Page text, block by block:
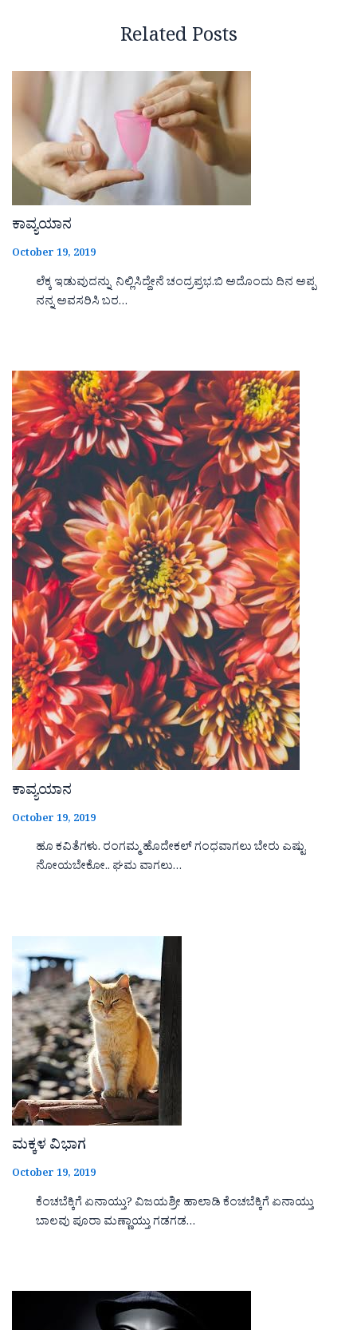
Related Posts
ಕಾವ್ಯಯಾನ
October 19, 2019
ಲೆಕ್ಕ ಇಡುವುದನ್ನು ನಿಲ್ಲಿಸಿದ್ದೇನೆ ಚಂದ್ರಪ್ರಭ.ಬಿ ಅದೊಂದು ದಿನ ಅಪ್ಪ
ನನ್ನ ಅವಸರಿಸಿ ಬರ…
ಕಾವ್ಯಯಾನ
October 19, 2019
ಹೂ ಕವಿತೆಗಳು. ರಂಗಮ್ಮ ಹೊದೇಕಲ್ ಗಂಧವಾಗಲು ಬೇರು ಎಷ್ಟು
ನೋಯಬೇಕೋ.. ಘಮ ವಾಗಲು…
ಮಕ್ಕಳ ವಿಭಾಗ
October 19, 2019
ಕೆಂಚಬೆಕ್ಕಿಗೆ ಏನಾಯ್ತು? ವಿಜಯಶ್ರೀ ಹಾಲಾಡಿ ಕೆಂಚಬೆಕ್ಕಿಗೆ ಏನಾಯ್ತು
ಬಾಲವು ಪೂರಾ ಮಣ್ಣಾಯ್ತು ಗಡಗಡ…